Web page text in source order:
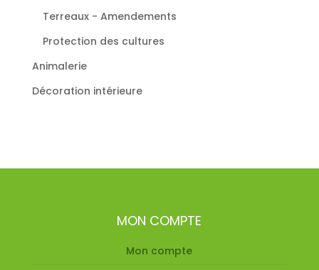
Terreaux - Amendements
Protection des cultures
Animalerie
Décoration intérieure
MON COMPTE
Mon compte